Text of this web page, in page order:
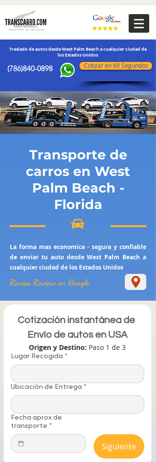
Traslado de autos desde West Palm Beach a cualquier ciudad de
los Estados Unidos
(786)840-0898 Cotizar en 60 Segundos
Transporte de
carros en West
Palm Beach -
Florida
La forma mas economica - segura y confiable
de enviar tu auto desde West Palm Beach a
cualquier ciudad de los Estados Unidos
Revisa Review en Google
Cotización instantánea de
Envío de autos en USA
Origen y Destino: Paso 1 de 3
Lugar Recogida *
Ubicación de Entrega *
Fecha aprox de
transporte *
Siguiente